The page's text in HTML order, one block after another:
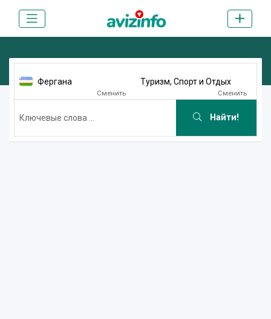
Фергана
Сменить
Туризм, Спорт и Отдых
Сменить
Найти!